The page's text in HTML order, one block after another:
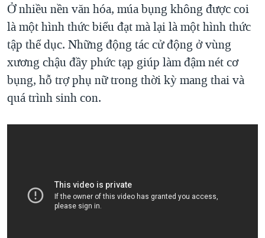
Ở nhiều nền văn hóa, múa bụng không được coi
là một hình thức biểu đạt mà lại là một hình thức
tập thể dục. Những động tác cử động ở vùng
xương chậu đầy phức tạp giúp làm đậm nét cơ
bụng, hỗ trợ phụ nữ trong thời kỳ mang thai và
quá trình sinh con.